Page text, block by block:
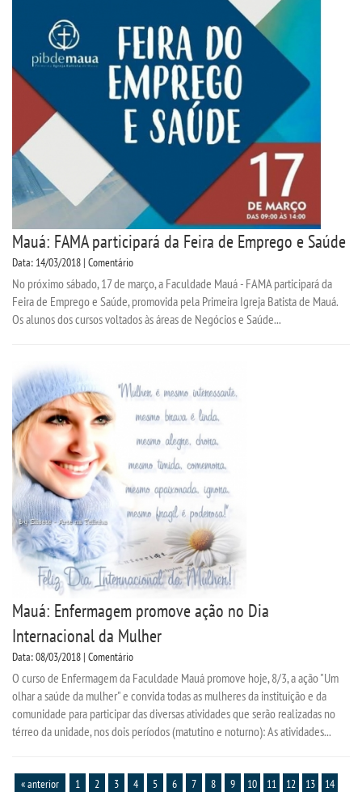
Mauá: FAMA participará da Feira de Emprego e Saúde
Data: 14/03/2018 | Comentário
No próximo sábado, 17 de março, a Faculdade Mauá - FAMA participará da
Feira de Emprego e Saúde, promovida pela Primeira Igreja Batista de Mauá.
Os alunos dos cursos voltados às áreas de Negócios e Saúde...
Mauá: Enfermagem promove ação no Dia
Internacional da Mulher
Data: 08/03/2018 | Comentário
O curso de Enfermagem da Faculdade Mauá promove hoje, 8/3, a ação "Um
olhar a saúde da mulher" e convida todas as mulheres da instituição e da
comunidade para participar das diversas atividades que serão realizadas no
térreo da unidade, nos dois períodos (matutino e noturno): As atividades...
« anterior 1 2 3 4 5 6 7 8 9 10 11 12 13
14